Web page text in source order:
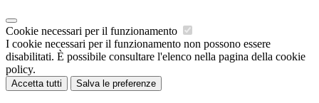
Cookie necessari per il funzionamento
I cookie necessari per il funzionamento non possono essere
disabilitati. È possibile consultare l'elenco nella pagina della cookie
policy.
Accetta tutti Salva le preferenze